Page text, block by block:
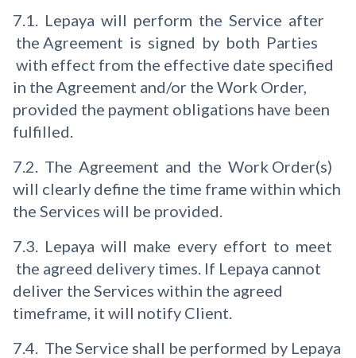
7.1. Lepaya will perform the Service after
the Agreement is signed by both Parties
with effect from the effective date specified
in the Agreement and/or the Work Order,
provided the payment obligations have been
fulfilled.
7.2. The Agreement and the Work Order(s)
will clearly define the time frame within which
the Services will be provided.
7.3. Lepaya will make every effort to meet
the agreed delivery times. If Lepaya cannot
deliver the Services within the agreed
timeframe, it will notify Client.
7.4. The Service shall be performed by Lepaya